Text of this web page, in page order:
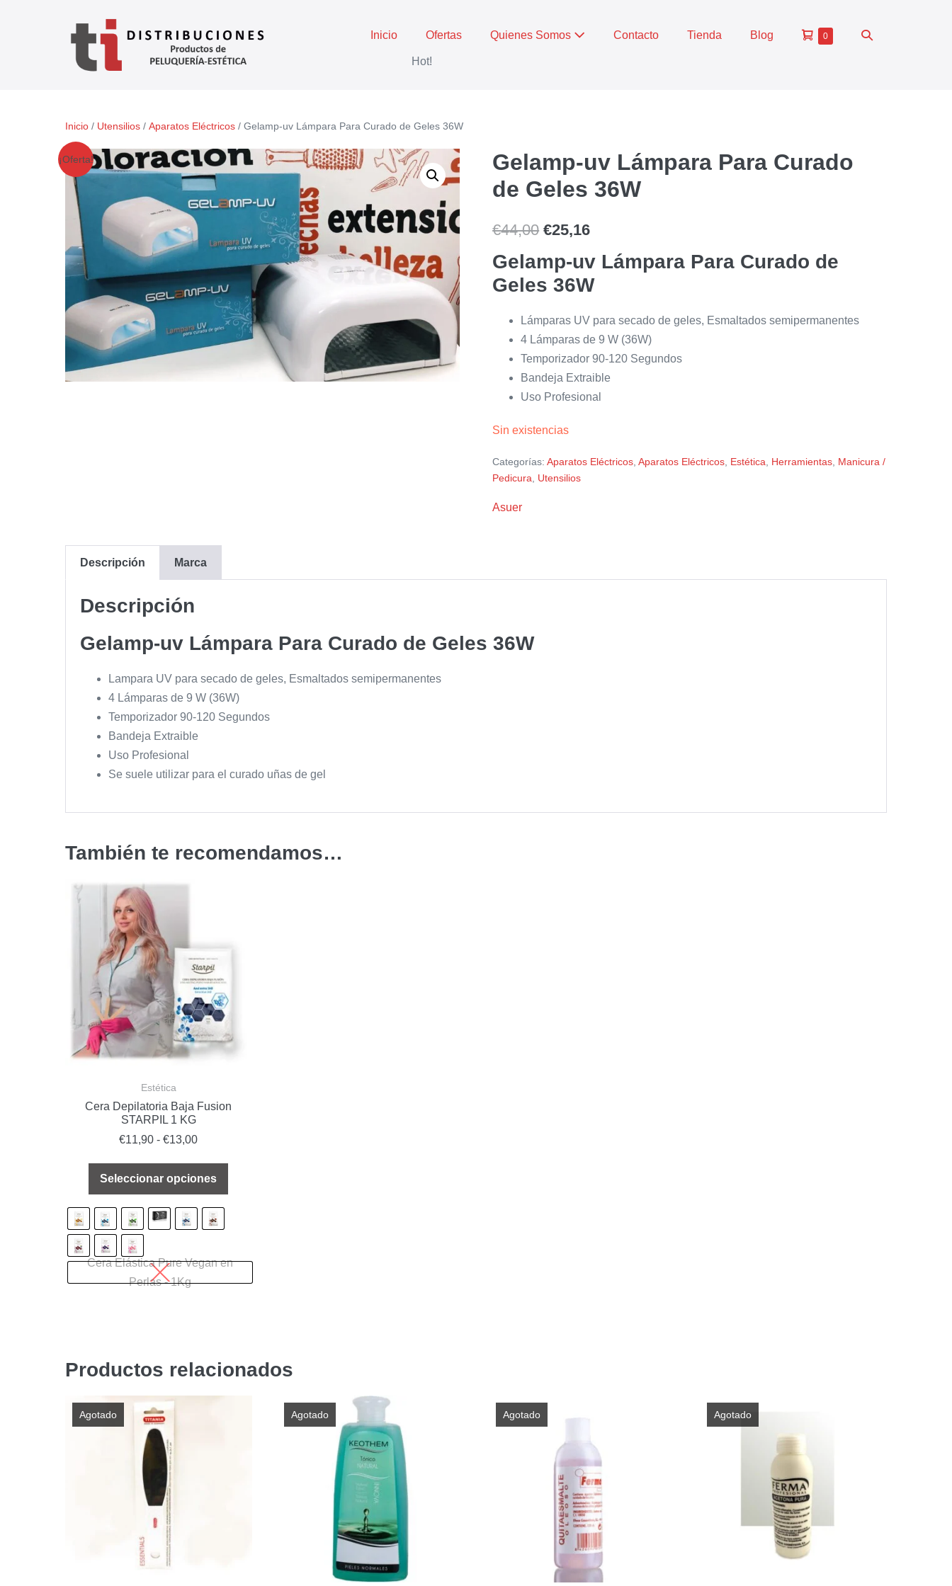
Inicio Ofertas
Hot!
Quienes Somos Contacto Tienda Blog 0
Inicio / Utensilios / Aparatos Eléctricos / Gelamp-uv Lámpara Para Curado de Geles 36W
¡Oferta!
Gelamp-uv Lámpara Para Curado
de Geles 36W
€44,00 €25,16
Gelamp-uv Lámpara Para Curado de
Geles 36W
Lámparas UV para secado de geles, Esmaltados semipermanentes
4 Lámparas de 9 W (36W)
Temporizador 90-120 Segundos
Bandeja Extraible
Uso Profesional
Sin existencias
Categorías:Aparatos Eléctricos ,Aparatos Eléctricos Estética Herramientas Manicura /
Pedicura
Utensilios
Asuer
Descripción Marca
Descripción
Gelamp-uv Lámpara Para Curado de Geles 36W
Lampara UV para secado de geles, Esmaltados semipermanentes
4 Lámparas de 9 W (36W)
Temporizador 90-120 Segundos
Bandeja Extraible
Uso Profesional
Se suele utilizar para el curado uñas de gel
También te recomendamos…
Estética
Cera Depilatoria Baja Fusion
STARPIL 1 KG
€11,90 - €13,00
Seleccionar opciones
Cera Elástica Pure Vegan en
Perlas - 1Kg
Productos relacionados
Agotado Agotado Agotado Agotado